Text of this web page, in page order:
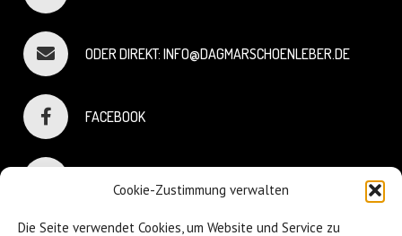
Cookie-Zustimmung verwalten
Die Seite verwendet Cookies, um Website und Service zu
ODER DIREKT: INFO@DAGMARSCHOENLEBER.DE
FACEBOOK